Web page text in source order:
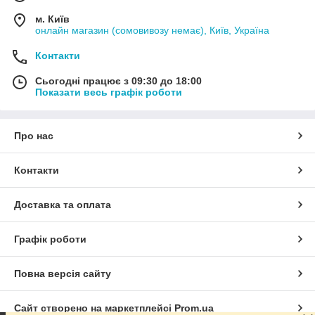
м. Київ
онлайн магазин (сомовивозу немає), Київ, Україна
Контакти
Сьогодні працює з 09:30 до 18:00
Показати весь графік роботи
Про нас
Контакти
Доставка та оплата
Графік роботи
Повна версія сайту
Сайт створено на маркетплейсі Prom.ua